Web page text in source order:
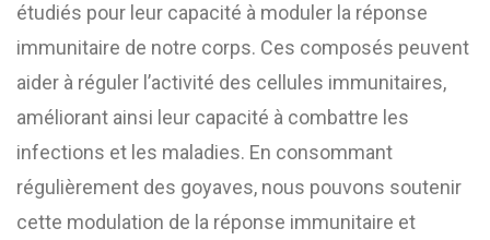
étudiés pour leur capacité à moduler la réponse
immunitaire de notre corps. Ces composés peuvent
aider à réguler l’activité des cellules immunitaires,
améliorant ainsi leur capacité à combattre les
infections et les maladies. En consommant
régulièrement des goyaves, nous pouvons soutenir
cette modulation de la réponse immunitaire et